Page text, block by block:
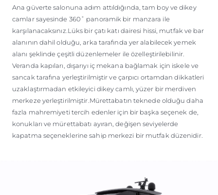
Ana güverte salonuna adım attıldığında, tam boy ve dikey
camlar sayesinde 360˚ panoramik bir manzara ile
karşılanacaksınız.Lüks bir çatı katı dairesi hissi, mutfak ve bar
alanının dahil olduğu, arka tarafında yer alabilecek yemek
alanı şeklinde çeşitli düzenlemeler ile özelleştirilebilinir.
Veranda kapıları, dışarıyı iç mekana bağlamak için iskele ve
sancak tarafına yerleştirilmiştir ve çarpıcı ortamdan dikkatleri
uzaklaştırmadan etkileyici dikey camlı, yüzer bir merdiven
merkeze yerleştirilmiştir.Mürettabatın teknede olduğu daha
fazla mahremiyeti tercih edenler için bir başka seçenek de,
konukları ve mürettabatı ayıran, değişen seviyelerde
kapatma seçeneklerine sahip merkezi bir mutfak düzenidir.